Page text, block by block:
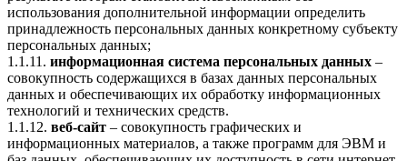
использования дополнительной информации определить
принадлежность персональных данных конкретному субъекту
персональных данных;
1.1.11. информационная система персональных данных –
совокупность содержащихся в базах данных персональных
данных и обеспечивающих их обработку информационных
технологий и технических средств.
1.1.12. веб-сайт – совокупность графических и
информационных материалов, а также программ для ЭВМ и